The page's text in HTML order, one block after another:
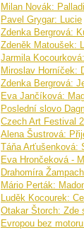
Milan Novák:
Pavel Grygar: Lucie
Zdenka Bergrová:
Zdeněk Matoušek:
Jarmila
Miroslav Horníček:
Zdenka Bergrová:
Eva Jančíková:
Poslední slovo
Czech Art Festival
Alena Šustrová:
Táňa Arťušenková:
Eva Hrončeková -
Drahomíra
Mário Perták:
Luděk Kocourek:
Otakar Štorch: Zde
Evropou bez